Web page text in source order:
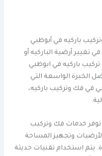
باركيه في أبوظبي
تغيير أرضية الباركيه أو
تركيب باركيه في ابوظبي
الخبرة الواسعة التي
في فك وتركيب باركيه،
توفر خدمات فك وتركيب
وتجهيز المساحة
يتم استخدام تقنيات حديثة